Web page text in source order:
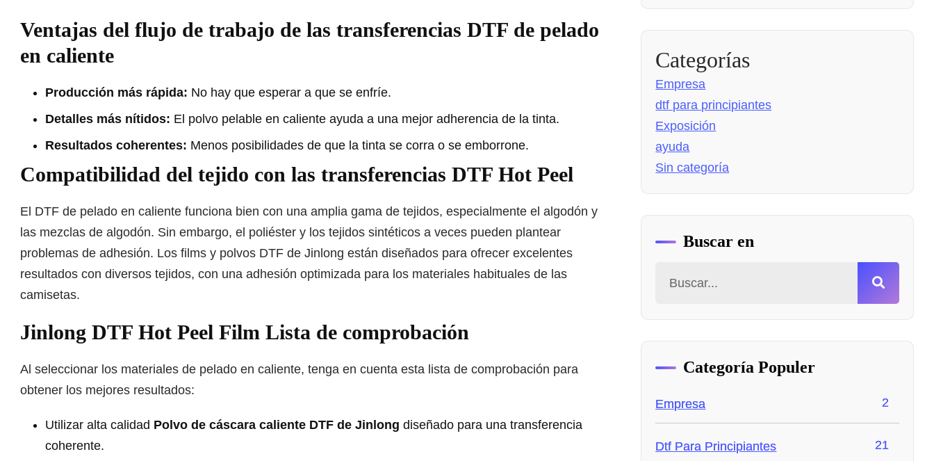
Ventajas del flujo de trabajo de las transferencias DTF de pelado
en caliente
Producción más rápida: No hay que esperar a que se enfríe.
Detalles más nítidos: El polvo pelable en caliente ayuda a una mejor adherencia de la tinta.
Resultados coherentes: Menos posibilidades de que la tinta se corra o se emborrone.
Compatibilidad del tejido con las transferencias DTF Hot Peel
El DTF de pelado en caliente funciona bien con una amplia gama de tejidos, especialmente el algodón y
las mezclas de algodón. Sin embargo, el poliéster y los tejidos sintéticos a veces pueden plantear
problemas de adhesión. Los films y polvos DTF de Jinlong están diseñados para ofrecer excelentes
resultados con diversos tejidos, con una adhesión optimizada para los materiales habituales de las
camisetas.
Jinlong DTF Hot Peel Film Lista de comprobación
Al seleccionar los materiales de pelado en caliente, tenga en cuenta esta lista de comprobación para
obtener los mejores resultados:
Utilizar alta calidad Polvo de cáscara caliente DTF de Jinlong diseñado para una transferencia
coherente.
Categorías
Empresa
dtf para principiantes
Exposición
ayuda
Sin categoría
Buscar en
Categoría Populer
Empresa 2
Dtf Para Principiantes 21